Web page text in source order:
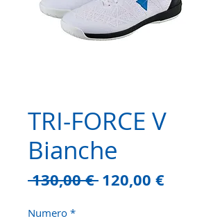
TRI-FORCE V
Bianche
130,00 € Prezzo
120,00 €Prezzo
Numero *